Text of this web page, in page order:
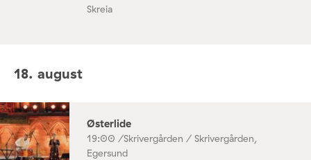
Skreia
18. august
Østerlide
19:00 /Skrivergården / Skrivergården,
Egersund